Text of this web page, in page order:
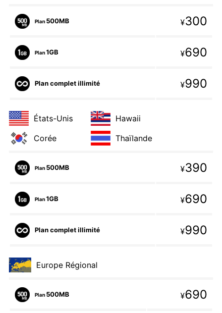
Plan 500MB ¥300
Plan1GB ¥690
Plan complet illimité ¥990
États-Unis
Hawaii
Corée
Thaïlande
Plan 500MB ¥390
Plan1GB ¥690
Plan complet illimité ¥990
Europe Régional
Plan 500MB ¥690